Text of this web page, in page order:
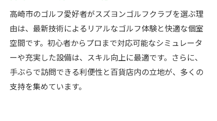
高崎市のゴルフ愛好者がスズヨンゴルフクラブを選ぶ理
由は、最新技術によるリアルなゴルフ体験と快適な個室
空間です。初心者からプロまで対応可能なシミュレータ
ーや充実した設備は、スキル向上に最適です。さらに、
手ぶらで訪問できる利便性と百貨店内の立地が、多くの
支持を集めています。